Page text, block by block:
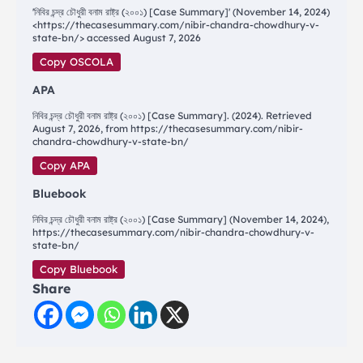
'নিবির চন্দ্র চৌধুরী বনাম রাষ্ট্র (২০০১) [Case Summary]' (November 14, 2024)
<https://thecasesummary.com/nibir-chandra-chowdhury-v-
state-bn/> accessed August 7, 2026
Copy OSCOLA
APA
নিবির চন্দ্র চৌধুরী বনাম রাষ্ট্র (২০০১) [Case Summary]. (2024). Retrieved
August 7, 2026, from https://thecasesummary.com/nibir-
chandra-chowdhury-v-state-bn/
Copy APA
Bluebook
নিবির চন্দ্র চৌধুরী বনাম রাষ্ট্র (২০০১) [Case Summary] (November 14, 2024),
https://thecasesummary.com/nibir-chandra-chowdhury-v-
state-bn/
Copy Bluebook
Share